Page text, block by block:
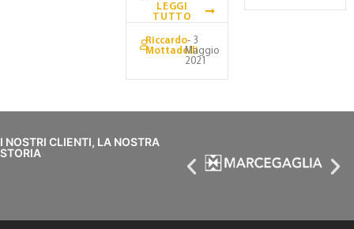
LEGGI
TUTTO
Riccardo
Mottadelli
- 3
Maggio
2021
I NOSTRI CLIENTI, LA NOSTRA
STORIA